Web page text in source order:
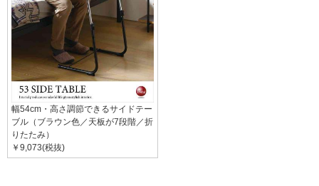
幅54cm・高さ調節できるサイドテー
ブル（ブラウン色／天板が7段階／折
りたたみ）
￥9,073(税抜)